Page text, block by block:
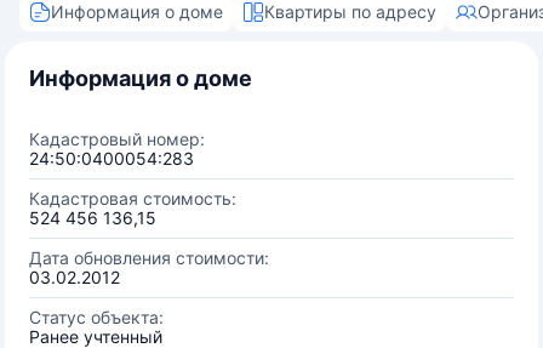
Информация о доме Квартиры по адресу
Информация о доме
Кадастровый номер:
24:50:0400054:283
Кадастровая стоимость:
524 456 136,15
Дата обновления стоимости:
03.02.2012
Статус объекта:
Ранее учтенный